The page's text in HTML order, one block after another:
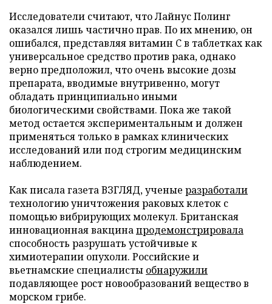
Исследователи считают, что Лайнус Полинг
оказался лишь частично прав. По их мнению, он
ошибался, представляя витамин C в таблетках как
универсальное средство против рака, однако
верно предположил, что очень высокие дозы
препарата, вводимые внутривенно, могут
обладать принципиально иными
биологическими свойствами. Пока же такой
метод остается экспериментальным и должен
применяться только в рамках клинических
исследований или под строгим медицинским
наблюдением.
Как писала газета ВЗГЛЯД, ученые разработали
технологию уничтожения раковых клеток с
помощью вибрирующих молекул. Британская
инновационная вакцинапродемонстрировала
способность разрушать устойчивые к
химиотерапии опухоли. Российские и
вьетнамские специалисты обнаружили
подавляющее рост новообразований вещество в
морском грибе.